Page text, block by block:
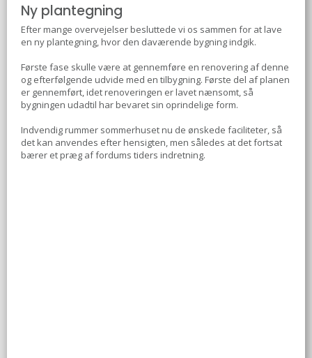
Ny plantegning
Efter mange overvejelser besluttede vi os sammen for at lave
en ny plantegning, hvor den daværende bygning indgik.
Første fase skulle være at gennemføre en renovering af denne
og efterfølgende udvide med en tilbygning. Første del af planen
er gennemført, idet renoveringen er lavet nænsomt, så
bygningen udadtil har bevaret sin oprindelige form.
Indvendig rummer sommerhuset nu de ønskede faciliteter, så
det kan anvendes efter hensigten, men således at det fortsat
bærer et præg af fordums tiders indretning.